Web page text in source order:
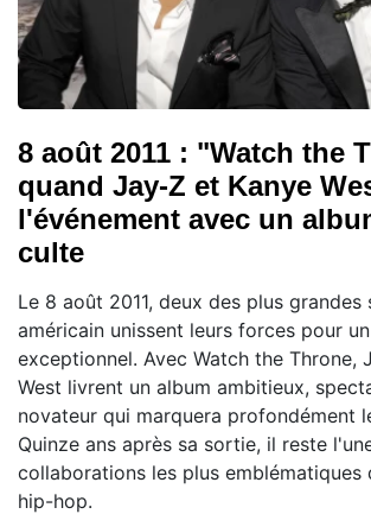
8 août 2011 : "Watch the
quand Jay-Z et Kanye
l'événement avec un
culte
Le 8 août 2011, deux des plus grandes
américain unissent leurs forces pour
exceptionnel. Avec Watch the Throne,
West livrent un album ambitieux,
novateur qui marquera profondément
Quinze ans après sa sortie, il reste
collaborations les plus emblématiques
hip-hop.